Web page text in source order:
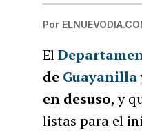
Por
El
de Guayanilla
en desuso, y
listas para el